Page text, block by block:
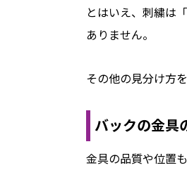
とはいえ、刺繍は
ありません。
その他の見分け方
バックの金具
金具の品質や位置